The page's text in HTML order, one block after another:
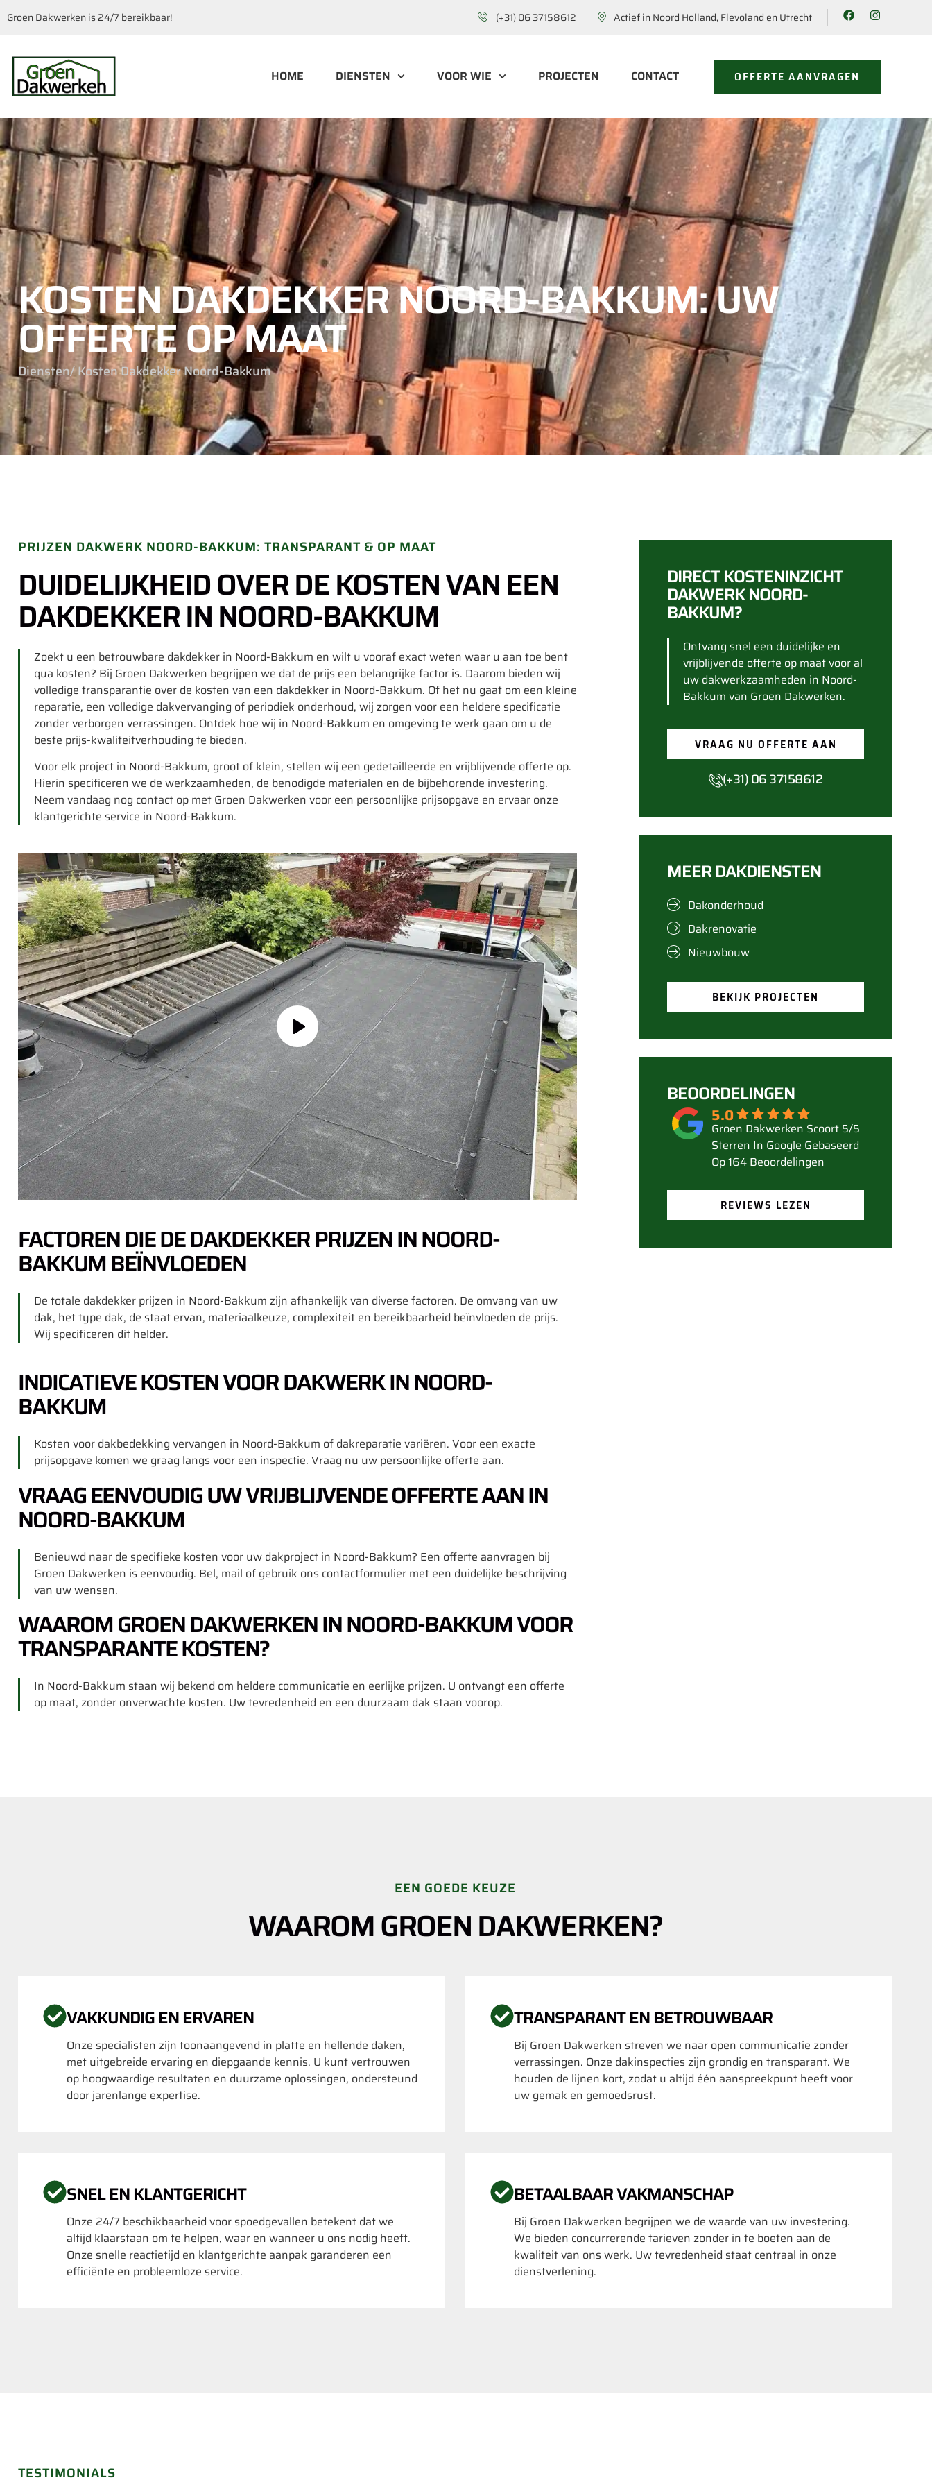
Groen Dakwerken is 24/7 bereikbaar! (+31) 06 37158612 Actief in Noord Holland, Flevoland en Utrecht
HOME DIENSTEN VOOR WIE PROJECTEN CONTACT OFFERTE AANVRAGEN
KOSTEN DAKDEKKER NOORD-BAKKUM: UW
OFFERTE OP MAAT
Diensten/ Kosten Dakdekker Noord-Bakkum
PRIJZEN DAKWERK NOORD-BAKKUM: TRANSPARANT & OP MAAT
DUIDELIJKHEID OVER DE KOSTEN VAN EEN
DAKDEKKER IN NOORD-BAKKUM
Zoekt u een betrouwbare dakdekker in Noord-Bakkum en wilt u vooraf exact weten waar u aan toe bent
qua kosten? Bij Groen Dakwerken begrijpen we dat de prijs een belangrijke factor is. Daarom bieden wij
volledige transparantie over de kosten van een dakdekker in Noord-Bakkum. Of het nu gaat om een kleine
reparatie, een volledige dakvervanging of periodiek onderhoud, wij zorgen voor een heldere specificatie
zonder verborgen verrassingen. Ontdek hoe wij in Noord-Bakkum en omgeving te werk gaan om u de
beste prijs-kwaliteitverhouding te bieden.
Voor elk project in Noord-Bakkum, groot of klein, stellen wij een gedetailleerde en vrijblijvende offerte op.
Hierin specificeren we de werkzaamheden, de benodigde materialen en de bijbehorende investering.
Neem vandaag nog contact op met Groen Dakwerken voor een persoonlijke prijsopgave en ervaar onze
klantgerichte service in Noord-Bakkum.
FACTOREN DIE DE DAKDEKKER PRIJZEN IN NOORD-
BAKKUM BEÏNVLOEDEN
De totale dakdekker prijzen in Noord-Bakkum zijn afhankelijk van diverse factoren. De omvang van uw
dak, het type dak, de staat ervan, materiaalkeuze, complexiteit en bereikbaarheid beïnvloeden de prijs.
Wij specificeren dit helder.
INDICATIEVE KOSTEN VOOR DAKWERK IN NOORD-
BAKKUM
Kosten voor dakbedekking vervangen in Noord-Bakkum of dakreparatie variëren. Voor een exacte
prijsopgave komen we graag langs voor een inspectie. Vraag nu uw persoonlijke offerte aan.
VRAAG EENVOUDIG UW VRIJBLIJVENDE OFFERTE AAN IN
NOORD-BAKKUM
Benieuwd naar de specifieke kosten voor uw dakproject in Noord-Bakkum? Een offerte aanvragen bij
Groen Dakwerken is eenvoudig. Bel, mail of gebruik ons contactformulier met een duidelijke beschrijving
van uw wensen.
WAAROM GROEN DAKWERKEN IN NOORD-BAKKUM VOOR
TRANSPARANTE KOSTEN?
In Noord-Bakkum staan wij bekend om heldere communicatie en eerlijke prijzen. U ontvangt een offerte
op maat, zonder onverwachte kosten. Uw tevredenheid en een duurzaam dak staan voorop.
DIRECT KOSTENINZICHT
DAKWERK NOORD-
BAKKUM?
Ontvang snel een duidelijke en
vrijblijvende offerte op maat voor al
uw dakwerkzaamheden in Noord-
Bakkum van Groen Dakwerken.
VRAAG NU OFFERTE AAN
(+31) 06 37158612
MEER DAKDIENSTEN
Dakonderhoud
Dakrenovatie
Nieuwbouw
BEKIJK PROJECTEN
BEOORDELINGEN
5.0
Gebaseerd
Op 164 Beoordelingen
REVIEWS LEZEN
EEN GOEDE KEUZE
WAAROM GROEN DAKWERKEN?
VAKKUNDIG EN ERVAREN
Onze specialisten zijn toonaangevend in platte en hellende daken,
met uitgebreide ervaring en diepgaande kennis. U kunt vertrouwen
op hoogwaardige resultaten en duurzame oplossingen, ondersteund
door jarenlange expertise.
TRANSPARANT EN BETROUWBAAR
Bij Groen Dakwerken streven we naar open communicatie zonder
verrassingen. Onze dakinspecties zijn grondig en transparant. We
houden de lijnen kort, zodat u altijd één aanspreekpunt heeft voor
uw gemak en gemoedsrust.
SNEL EN KLANTGERICHT
Onze 24/7 beschikbaarheid voor spoedgevallen betekent dat we
altijd klaarstaan om te helpen, waar en wanneer u ons nodig heeft.
Onze snelle reactietijd en klantgerichte aanpak garanderen een
efficiënte en probleemloze service.
BETAALBAAR VAKMANSCHAP
Bij Groen Dakwerken begrijpen we de waarde van uw investering.
We bieden concurrerende tarieven zonder in te boeten aan de
kwaliteit van ons werk. Uw tevredenheid staat centraal in onze
dienstverlening.
TESTIMONIALS